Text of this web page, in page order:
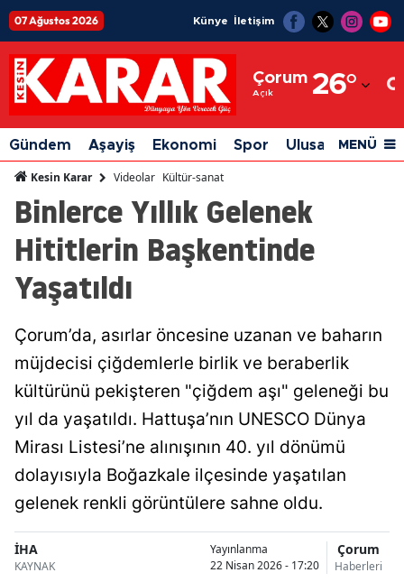
07 Ağustos 2026 Künye İletişim
Çorum
Açık 26°
Adıyaman
Afyonkarahisar
Ağrı
Amasya
Ankara
Balıkesir
Bilecik
Bitlis
Bolu
Burdur
Gündem Aşayiş Ekonomi Spor Ulusal Siyaset
MENÜ
Kesin Karar Videolar Kültür-sanat
Binlerce Yıllık Gelenek
Hititlerin Başkentinde
Yaşatıldı
Çorum’da, asırlar öncesine uzanan ve baharın
müjdecisi çiğdemlerle birlik ve beraberlik
kültürünü pekişteren "çiğdem aşı" geleneği bu
yıl da yaşatıldı. Hattuşa’nın UNESCO Dünya
Mirası Listesi’ne alınışının 40. yıl dönümü
dolayısıyla Boğazkale ilçesinde yaşatılan
gelenek renkli görüntülere sahne oldu.
İHA
KAYNAK
Yayınlanma
22 Nisan 2026 - 17:20
Çorum
Haberleri